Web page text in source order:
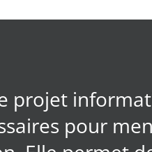
projet
pour